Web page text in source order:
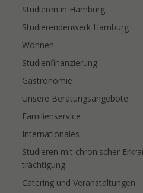
Studieren in Hamburg
Studierendenwerk Hamburg
Wohnen
Studienfinanzierung
Gastronomie
Unsere Beratungsangebote
Familienservice
Internationales
Studieren mit chronischer
trächtigung
Catering und Veranstaltungen